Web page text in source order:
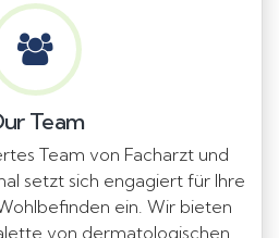
Team
Team von Facharzt und
setzt sich engagiert für Ihre
ein. Wir bieten
von dermatologischen